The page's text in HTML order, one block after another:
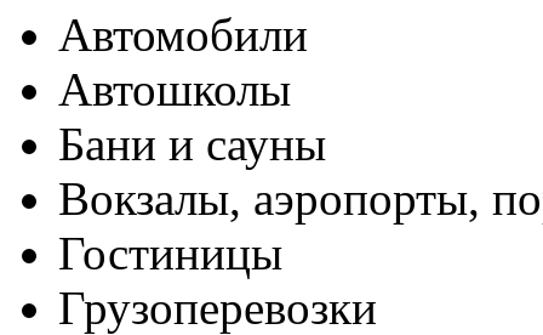
Автомобили
Автошколы
Бани и сауны
Вокзалы, аэропорты,
Гостиницы
Грузоперевозки